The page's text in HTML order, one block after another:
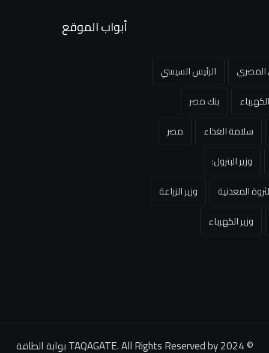
المصري
الرئيس السيسي
الكهرباء
بنك مصر
سلامة الغذاء
مصر
وزير البترول:
المعدنية
وزير الزراعة
وزير الكهرباء
أبواب الموقع
© 2024 TAQAGATE. All Rights Reserved by بوابة الطاقة